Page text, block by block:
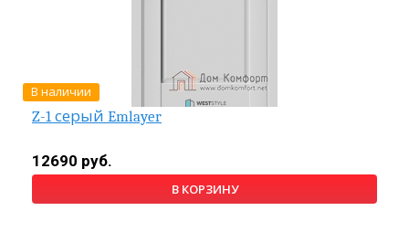
В наличии
Z-1 серый Emlayer
12690 руб.
В КОРЗИНУ